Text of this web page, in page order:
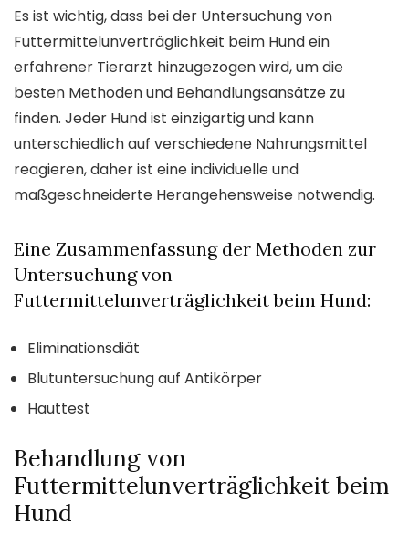
Es ist wichtig, dass bei der Untersuchung von
Futtermittelunverträglichkeit beim Hund ein
erfahrener Tierarzt hinzugezogen wird, um die
besten Methoden und Behandlungsansätze zu
finden. Jeder Hund ist einzigartig und kann
unterschiedlich auf verschiedene Nahrungsmittel
reagieren, daher ist eine individuelle und
maßgeschneiderte Herangehensweise notwendig.
Eine Zusammenfassung der Methoden zur
Untersuchung von
Futtermittelunverträglichkeit beim Hund:
Eliminationsdiät
Blutuntersuchung auf Antikörper
Hauttest
Behandlung von
Futtermittelunverträglichkeit beim
Hund